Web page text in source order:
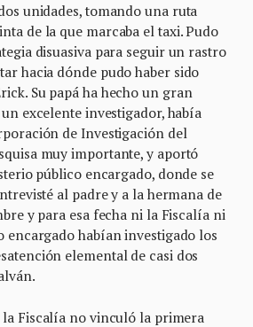
unidades, tomando una ruta
de la que marcaba el taxi. Pudo
disuasiva para seguir un rastro
hacia dónde pudo haber sido
Su papá ha hecho un gran
excelente investigador, había
de Investigación del
muy importante, y aportó
público encargado, donde se
al padre y a la hermana de
y para esa fecha ni la Fiscalía ni
encargado habían investigado los
elemental de casi dos
la Fiscalía no vinculó la primera